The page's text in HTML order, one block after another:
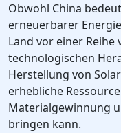
Obwohl China
erneuerbarer
Land vor einer
technologischen
Herstellung von
erhebliche
Materialgewinnung
bringen kann.